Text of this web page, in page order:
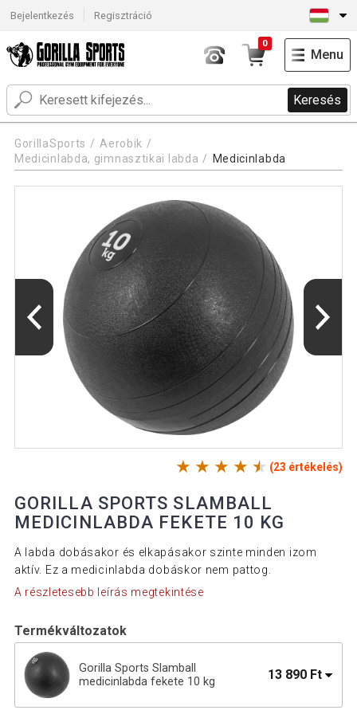
Bejelentkezés Regisztráció
Keresés
0
Menu
GorillaSports
Aerobik
Medicinlabda, gimnasztikai labda
Medicinlabda
(23 értékelés)
GORILLA SPORTS SLAMBALL
MEDICINLABDA FEKETE 10 KG
A labda dobásakor és elkapásakor szinte minden izom
aktív. Ez a medicinlabda dobáskor nem pattog.
A részletesebb leírás megtekintése
Termékváltozatok
Gorilla Sports Slamball
medicinlabda fekete 10 kg
13 890 Ft